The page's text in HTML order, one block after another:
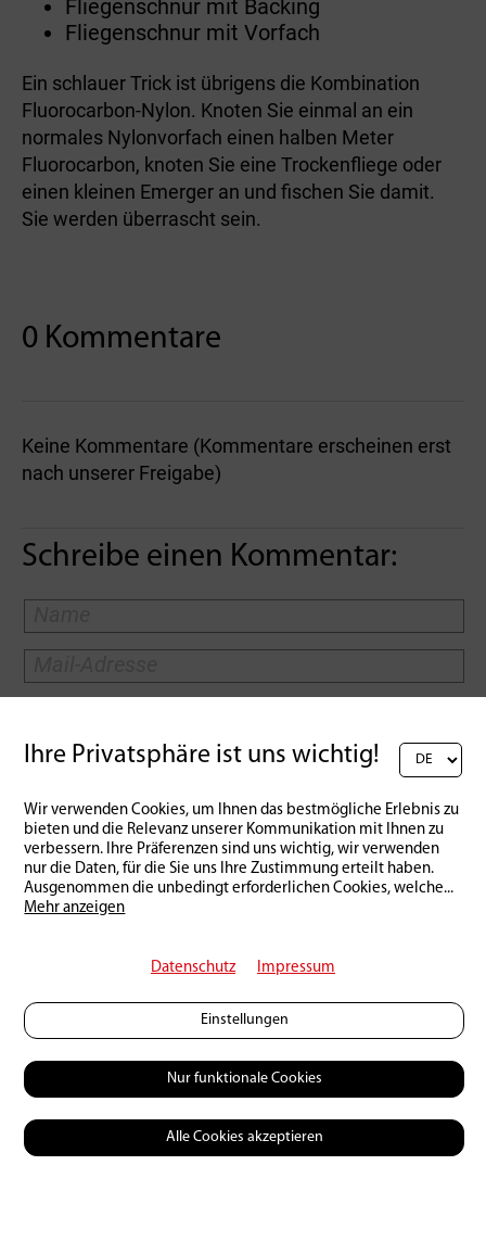
Fliegenschnur mit Backing
Fliegenschnur mit Vorfach
Ein schlauer Trick ist übrigens die Kombination
Fluorocarbon-Nylon. Knoten Sie einmal an ein
normales Nylonvorfach einen halben Meter
Fluorocarbon, knoten Sie eine Trockenfliege oder
einen kleinen Emerger an und fischen Sie damit.
Sie werden überrascht sein.
0 Kommentare
Keine Kommentare (Kommentare erscheinen erst
nach unserer Freigabe)
Schreibe einen Kommentar:
Zurück zur Übersicht
Das könnte Dich auch
interessieren:
Ihre Privatsphäre ist uns wichtig!
Wir verwenden Cookies, um Ihnen das bestmögliche Erlebnis zu
bieten und die Relevanz unserer Kommunikation mit Ihnen zu
verbessern. Ihre Präferenzen sind uns wichtig, wir verwenden
nur die Daten, für die Sie uns Ihre Zustimmung erteilt haben.
Ausgenommen die unbedingt erforderlichen Cookies, welche...
Mehr anzeigen
Datenschutz Impressum
Einstellungen
Nur funktionale Cookies
Alle Cookies akzeptieren